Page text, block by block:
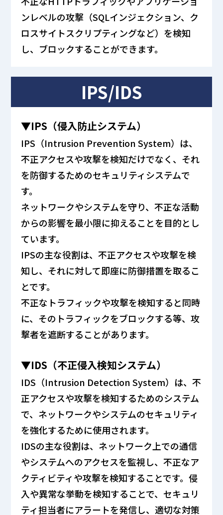
ンレベルの攻撃（SQLインジェクション、ク
ロスサイトスクリプティングなど）を検知
し、ブロックすることができます。
IPS/IDS
▼IPS（侵入防止システム）
IPS（Intrusion Prevention System）は、
不正アクセスや攻撃を検知だけでなく、それ
を防御するためのセキュリティシステムで
す。
ネットワークやシステムを守り、不正な活動
からの影響を最小限に抑えることを目的とし
ています。
IPSの主な役割は、不正アクセスや攻撃を検
知し、それに対して即座に防御措置を取るこ
とです。
不正なトラフィックや攻撃を検知すると同時
に、そのトラフィックをブロックする等、攻
撃者を遮断することがあります。
▼IDS（不正侵入検知システム）
IDS（Intrusion Detection System）は、不
正アクセスや攻撃を検知するためのシステム
で、ネットワークやシステムのセキュリティ
を強化するために使用されます。
IDSの主な役割は、ネットワーク上での通信
やシステムへのアクセスを監視し、不正なア
クティビティや攻撃を検知することです。侵
入や異常な挙動を検知することで、セキュリ
ティ担当者にアラートを発信し、適切な対策